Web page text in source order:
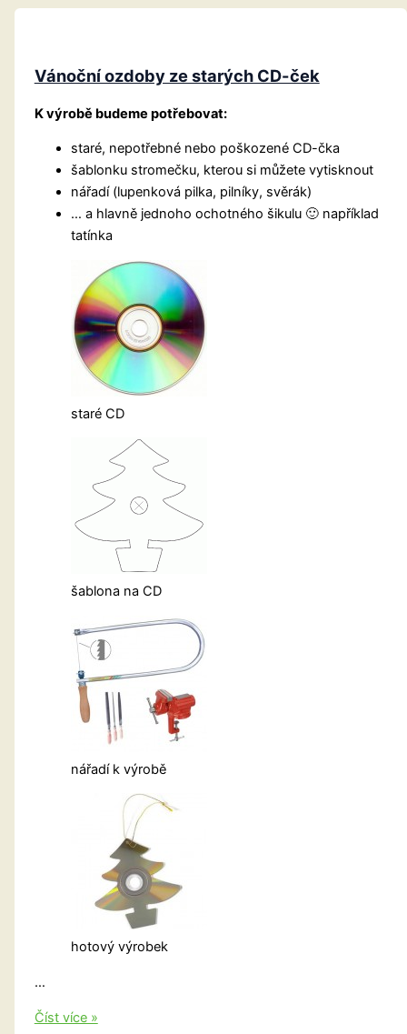
Vánoční ozdoby ze starých CD-ček
K výrobě budeme potřebovat:
staré, nepotřebné nebo poškozené CD-čka
šablonku stromečku, kterou si můžete vytisknout
nářadí (lupenková pilka, pilníky, svěrák)
… a hlavně jednoho ochotného šikulu 🙂 například
tatínka
staré CD
šablona na CD
nářadí k výrobě
hotový výrobek
…
Vánoční
Číst více »